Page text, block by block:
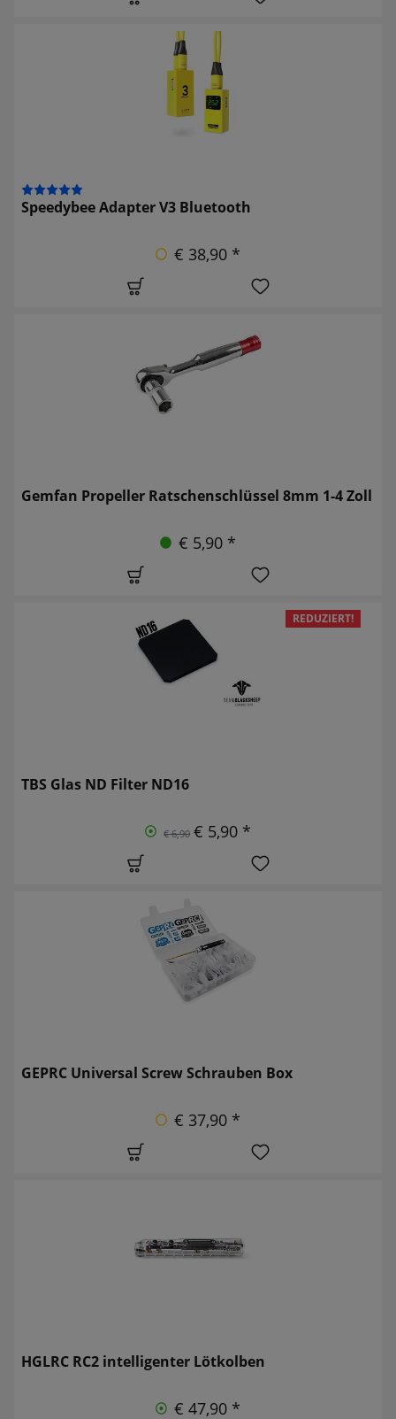
Speedybee Adapter V3 Bluetooth
€ 38,90 *
Gemfan Propeller Ratschenschlüssel 8mm 1-4 Zoll
€ 5,90 *
REDUZIERT!
TBS Glas ND Filter ND16
€ 6,90 € 5,90 *
GEPRC Universal Screw Schrauben Box
€ 37,90 *
HGLRC RC2 intelligenter Lötkolben
€ 47,90 *